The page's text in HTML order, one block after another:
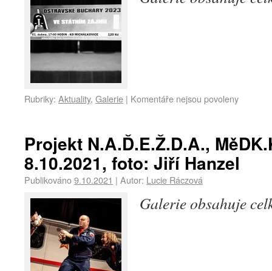
Rubriky: Aktuality, Galerie | Komentáře nejsou povoleny
Projekt N.A.Ď.E.Ž.D.A.,
8.10.2021, foto: Jiří Hanzel
Publikováno9.10.2021 | Autor: Lucie Ráczová
Galerie obsahuje